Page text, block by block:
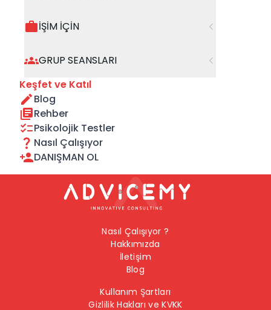
İŞİM İÇİN
GRUP SEANSLARI
Keşfet ve Katıl
Blog
Rehber
Psikolojik Testler
Nasıl Çalışıyor
DANIŞMAN OL
halinde whatsapp hattımızdan iletişime
Nasıl Çalışıyor ?
Hakkımızda
İletişim
Blog
Kullanım Şartları
Gizlilik Hakları ve KVKK